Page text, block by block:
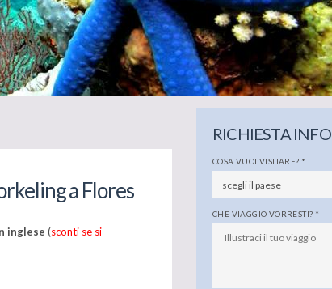
a Flores
inglese (sconti se si
RICHIESTA INFO
COSA VUOI VISITARE? *
CHE VIAGGIO VORRESTI? *